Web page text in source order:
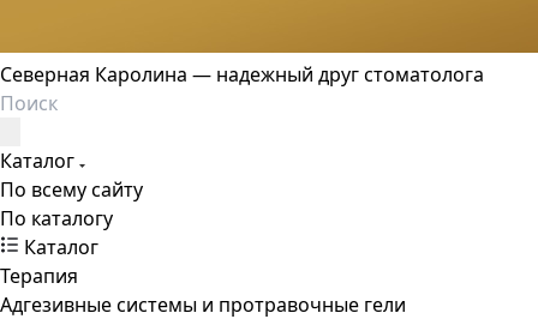
Северная Каролина — надежный друг стоматолога
Каталог
По всему сайту
По каталогу
Каталог
Терапия
Адгезивные системы и протравочные гели